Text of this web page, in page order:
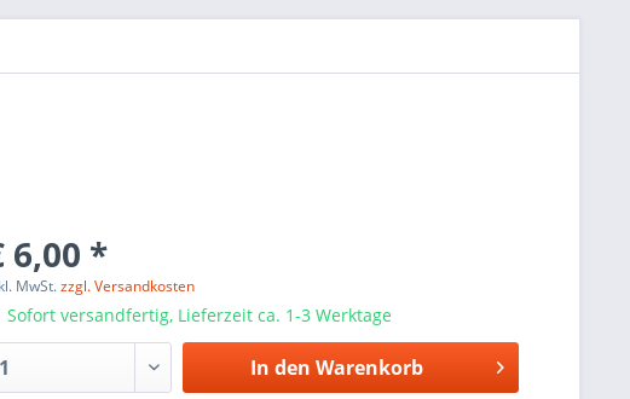
6,00 *
MwSt.zzgl. Versandkosten
Sofort versandfertig, Lieferzeit ca. 1-3 Werktage
In den Warenkorb